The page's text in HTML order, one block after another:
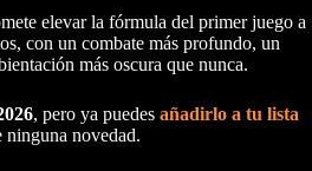
elevar la fórmula del primer juego a
con un combate más profundo, un
más oscura que nunca.
, pero ya puedes añadirlo a tu lista
ninguna novedad.